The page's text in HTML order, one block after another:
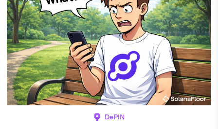
DePIN